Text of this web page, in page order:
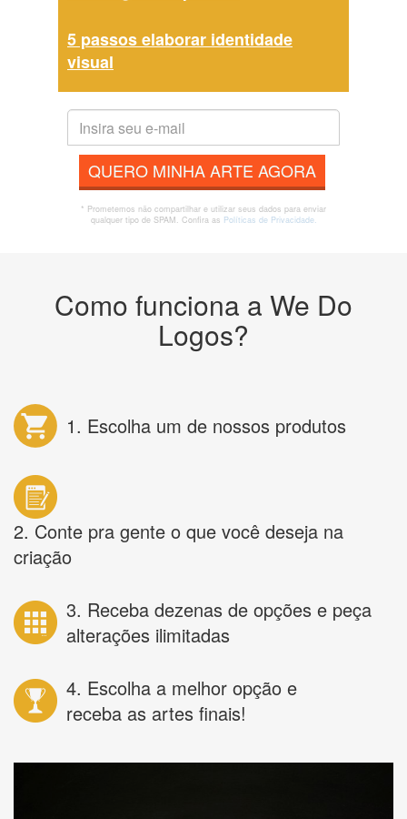
5 passos elaborar identidade
visual
QUERO MINHA ARTE AGORA
* Prometemos não compartilhar e utilizar seus dados para enviar
qualquer tipo de SPAM. Confira as Políticas de Privacidade.
Como funciona a We Do
Logos?
1. Escolha um de nossos produtos
2. Conte pra gente o que você deseja na
criação
3. Receba dezenas de opções e peça
alterações ilimitadas
4. Escolha a melhor opção e
receba as artes finais!